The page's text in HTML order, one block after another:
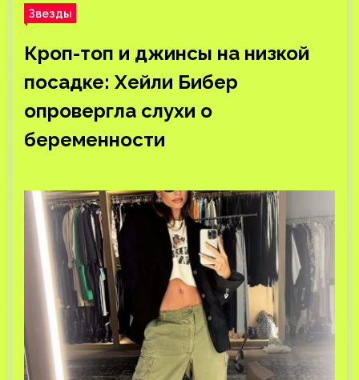
Звезды
Кроп-топ и джинсы на низкой
посадке: Хейли Бибер
опровергла слухи о
беременности